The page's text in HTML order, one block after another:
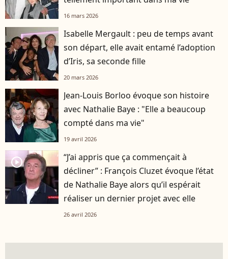
16 mars 2026
Isabelle Mergault : peu de temps avant
son départ, elle avait entamé l’adoption
d’Iris, sa seconde fille
20 mars 2026
Jean-Louis Borloo évoque son histoire
avec Nathalie Baye : "Elle a beaucoup
compté dans ma vie"
19 avril 2026
player2
“J’ai appris que ça commençait à
décliner” : François Cluzet évoque l’état
de Nathalie Baye alors qu’il espérait
réaliser un dernier projet avec elle
26 avril 2026